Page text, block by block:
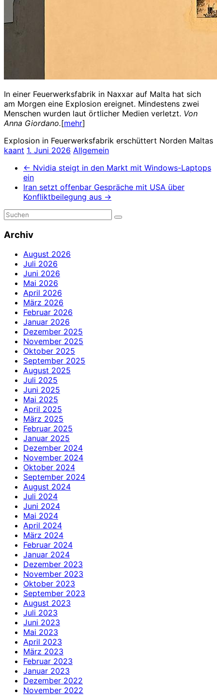
In einer Feuerwerksfabrik in Naxxar auf Malta hat sich
am Morgen eine Explosion ereignet. Mindestens zwei
Menschen wurden laut örtlicher Medien verletzt. Von
Anna Giordano.[mehr]
Explosion in Feuerwerksfabrik erschüttert Norden Maltas
kaant 1. Juni 2026 Allgemein
← Nvidia steigt in den Markt mit Windows-Laptops
ein
Iran setzt offenbar Gespräche mit USA über
Konfliktbeilegung aus →
Archiv
August 2026
Juli 2026
Juni 2026
Mai 2026
April 2026
März 2026
Februar 2026
Januar 2026
Dezember 2025
November 2025
Oktober 2025
September 2025
August 2025
Juli 2025
Juni 2025
Mai 2025
April 2025
März 2025
Februar 2025
Januar 2025
Dezember 2024
November 2024
Oktober 2024
September 2024
August 2024
Juli 2024
Juni 2024
Mai 2024
April 2024
März 2024
Februar 2024
Januar 2024
Dezember 2023
November 2023
Oktober 2023
September 2023
August 2023
Juli 2023
Juni 2023
Mai 2023
April 2023
März 2023
Februar 2023
Januar 2023
Dezember 2022
November 2022